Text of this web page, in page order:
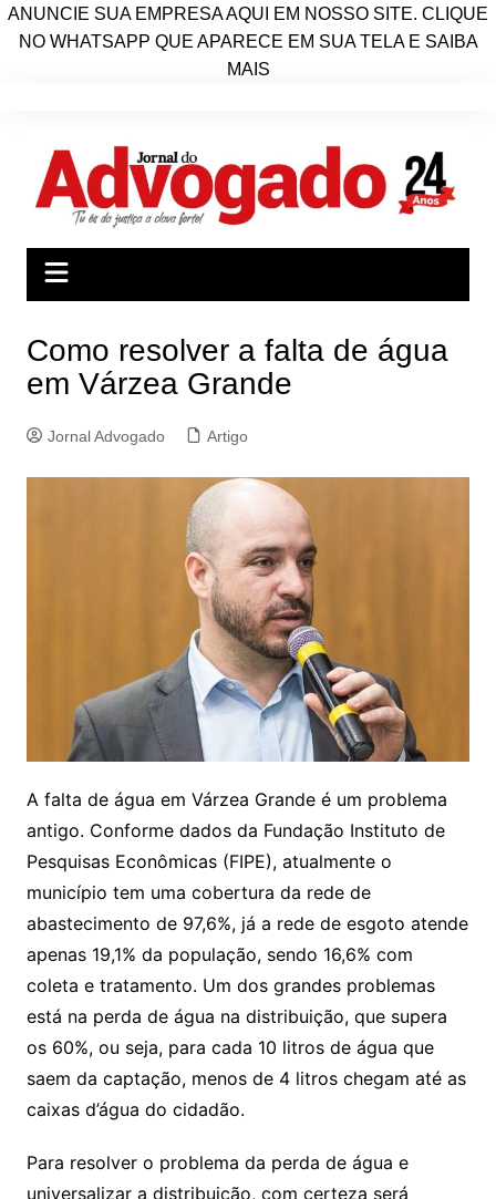
ANUNCIE SUA EMPRESA AQUI EM NOSSO SITE. CLIQUE
NO WHATSAPP QUE APARECE EM SUA TELA E SAIBA
MAIS
conteúdo
Como resolver a falta de água
em Várzea Grande
Jornal Advogado Artigo
A falta de água em Várzea Grande é um problema
antigo. Conforme dados da Fundação Instituto de
Pesquisas Econômicas (FIPE), atualmente o
município tem uma cobertura da rede de
abastecimento de 97,6%, já a rede de esgoto atende
apenas 19,1% da população, sendo 16,6% com
coleta e tratamento. Um dos grandes problemas
está na perda de água na distribuição, que supera
os 60%, ou seja, para cada 10 litros de água que
saem da captação, menos de 4 litros chegam até as
caixas d’água do cidadão.
Para resolver o problema da perda de água e
universalizar a distribuição, com certeza será